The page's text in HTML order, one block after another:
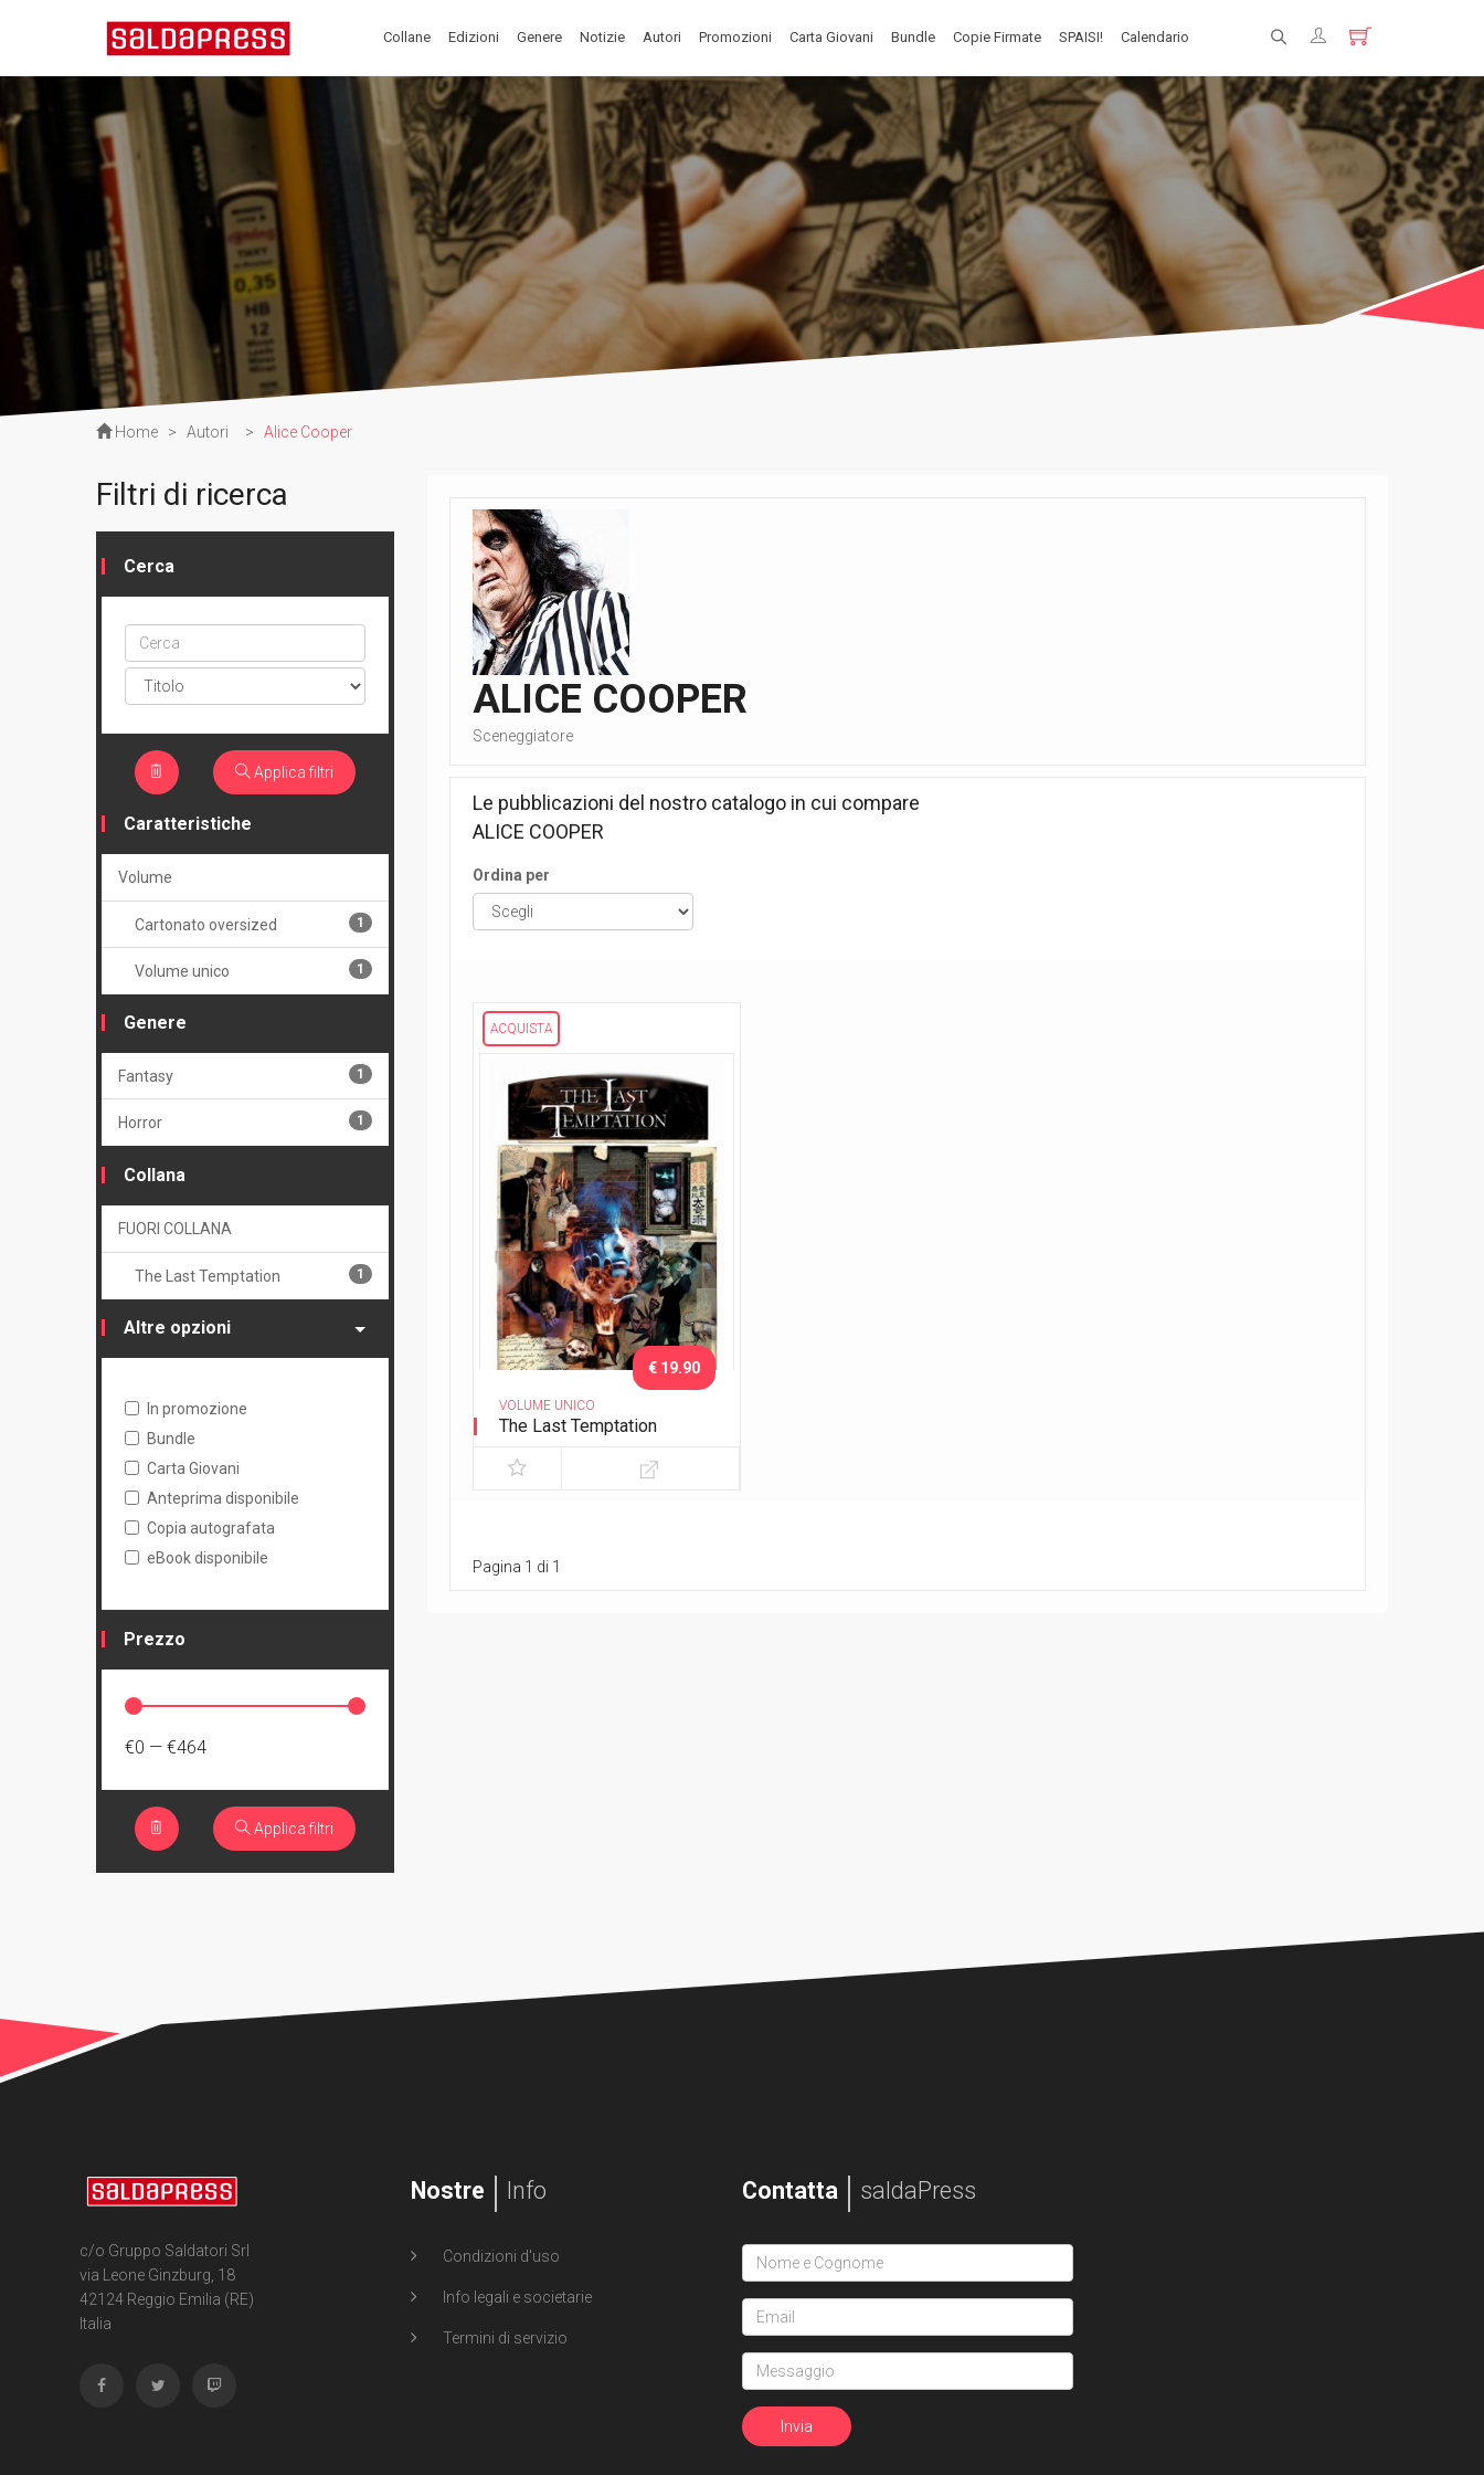
Collane Edizioni Genere Notizie Autori Promozioni Carta Giovani Bundle Copie Firmate SPAISI! Calendario
Registrati
Home > Autori > Alice Cooper
ALICE COOPER
Sceneggiatore
Le pubblicazioni del nostro catalogo in cui compare
ALICE COOPER
Ordina per
ACQUISTA
VOLUME UNICO
The Last Temptation
€ 19.90
Pagina 1 di 1
Filtri di ricerca
Cerca
Cerca
ptype
Applica filtri
Caratteristiche
Volume
Cartonato oversized 1
Volume unico 1
Genere
Fantasy 1
Horror 1
Collana
FUORI COLLANA
The Last Temptation 1
Altre opzioni
In promozione
Bundle
Carta Giovani
Anteprima disponibile
Copia autografata
eBook disponibile
Prezzo
€0 — €464
Applica filtri
c/o Gruppo Saldatori Srl
via Leone Ginzburg, 18
42124 Reggio Emilia (RE)
Italia
Nostre Info
Condizioni d'uso
Info legali e societarie
Termini di servizio
Contatta saldaPress